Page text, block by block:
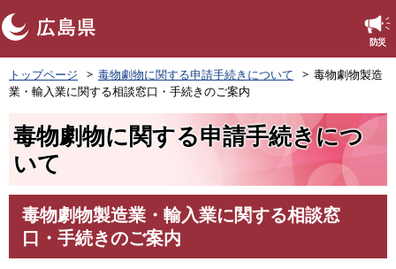
ペ
ー
ジ
す
防災
トップページ 毒物劇物に関する申請手続きについて
毒物劇物製造
業・輸入業に関する相談窓口・手続きのご案内
毒物劇物に関する申請手続きにつ
いて
毒物劇物製造業・輸入業に関する相談窓
口・手続きのご案内